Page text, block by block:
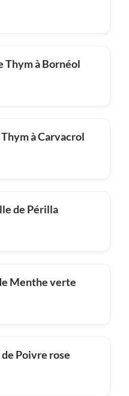
Thym à Bornéol
à Carvacrol
de Périlla
Menthe verte
Poivre rose